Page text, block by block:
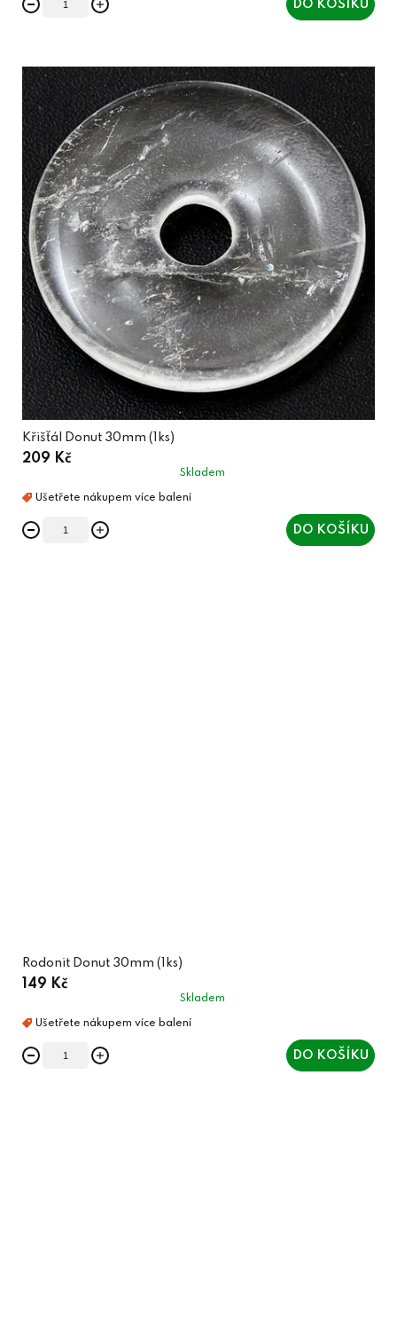
DO KOŠÍKU
Křišťál Donut 30mm (1ks)
209 Kč
Skladem
DO KOŠÍKU
Rodonit Donut 30mm (1ks)
149 Kč
Skladem
DO KOŠÍKU